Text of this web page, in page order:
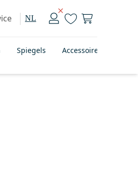
NL
Spiegels Accessoires